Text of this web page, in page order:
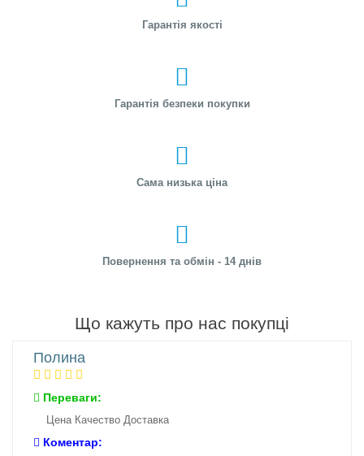
Гарантія якості
Гарантія безпеки покупки
Сама низька ціна
Повернення та обмін - 14 днів
Що кажуть про нас покупці
Полина
Переваги:
Цена Качество Доставка
Коментар: